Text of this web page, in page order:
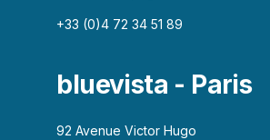
+33 (0)4 72 34 51 89
bluevista - Paris
92 Avenue Victor Hugo